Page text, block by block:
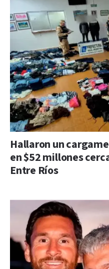
Hallaron un
en $52 millones
Entre Ríos